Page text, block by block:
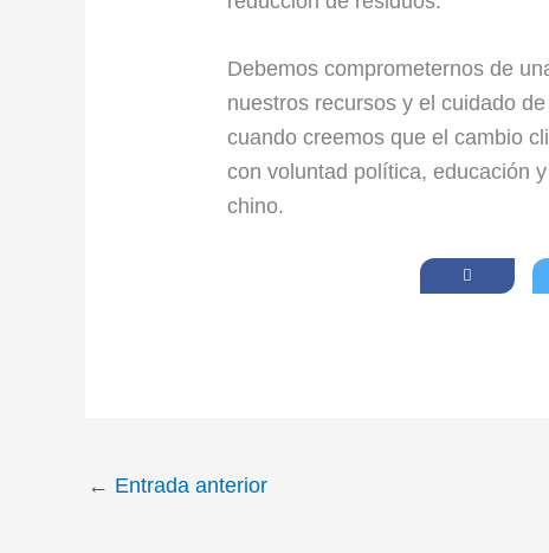
Debemos comprometernos de
nuestros recursos y el cuidado
cuando creemos que el cambio
con voluntad política, educación
chino.
← Entrada anterior